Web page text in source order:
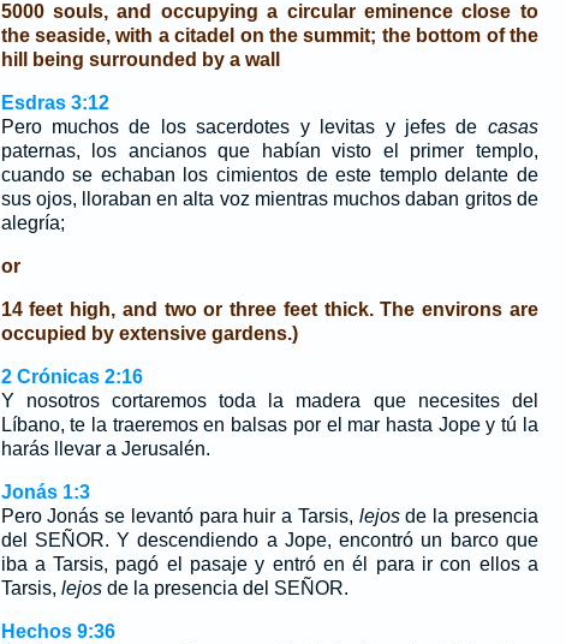
5000 souls, and occupying a circular eminence close to
the seaside, with a citadel on the summit; the bottom of the
hill being surrounded by a wall
Esdras 3:12
Pero muchos de los sacerdotes y levitas y jefes de casas
paternas, los ancianos que habían visto el primer templo,
cuando se echaban los cimientos de este templo delante de
sus ojos, lloraban en alta voz mientras muchos daban gritos de
alegría;
or
14 feet high, and two or three feet thick. The environs are
occupied by extensive gardens.)
2 Crónicas 2:16
Y nosotros cortaremos toda la madera que necesites del
Líbano, te la traeremos en balsas por el mar hasta Jope y tú la
harás llevar a Jerusalén.
Jonás 1:3
Pero Jonás se levantó para huir a Tarsis, lejosde la presencia
del SEÑOR. Y descendiendo a Jope, encontró un barco que
iba a Tarsis, pagó el pasaje y entró en él para ir con ellos a
Tarsis, lejosde la presencia del SEÑOR.
Hechos 9:36